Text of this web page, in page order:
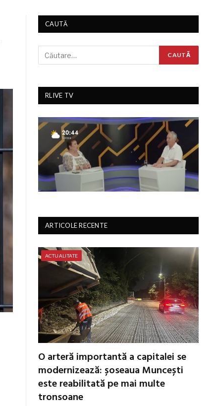
CAUTĂ
RLIVE TV
ARTICOLE RECENTE
ACTUALITATE
O arteră importantă a capitalei se
modernizează: șoseaua Muncești
este reabilitată pe mai multe
tronsoane